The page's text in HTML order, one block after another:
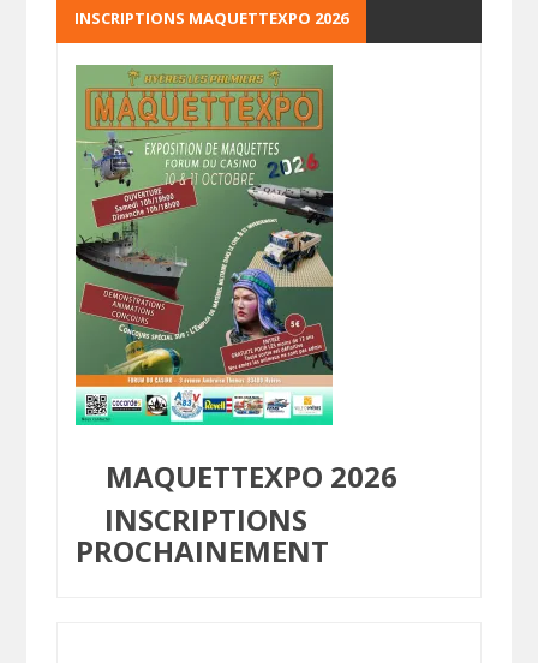
INSCRIPTIONS MAQUETTEXPO 2026
MAQUETTEXPO 2026
INSCRIPTIONS
PROCHAINEMENT